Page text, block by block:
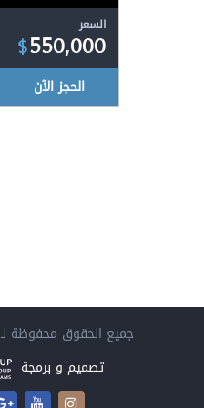
السعر
$550,000
الحجز الآن
جميع الحقوق محفوظة لـ
تصميم و برمجة